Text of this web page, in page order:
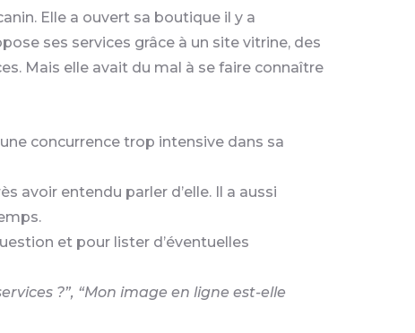
Elle a ouvert sa boutique il y a
ses services grâce à un site vitrine, des
Mais elle avait du mal à se faire connaître
concurrence trop intensive dans sa
avoir entendu parler d’elle. Il a aussi
et pour lister d’éventuelles
?”, “Mon image en ligne est-elle